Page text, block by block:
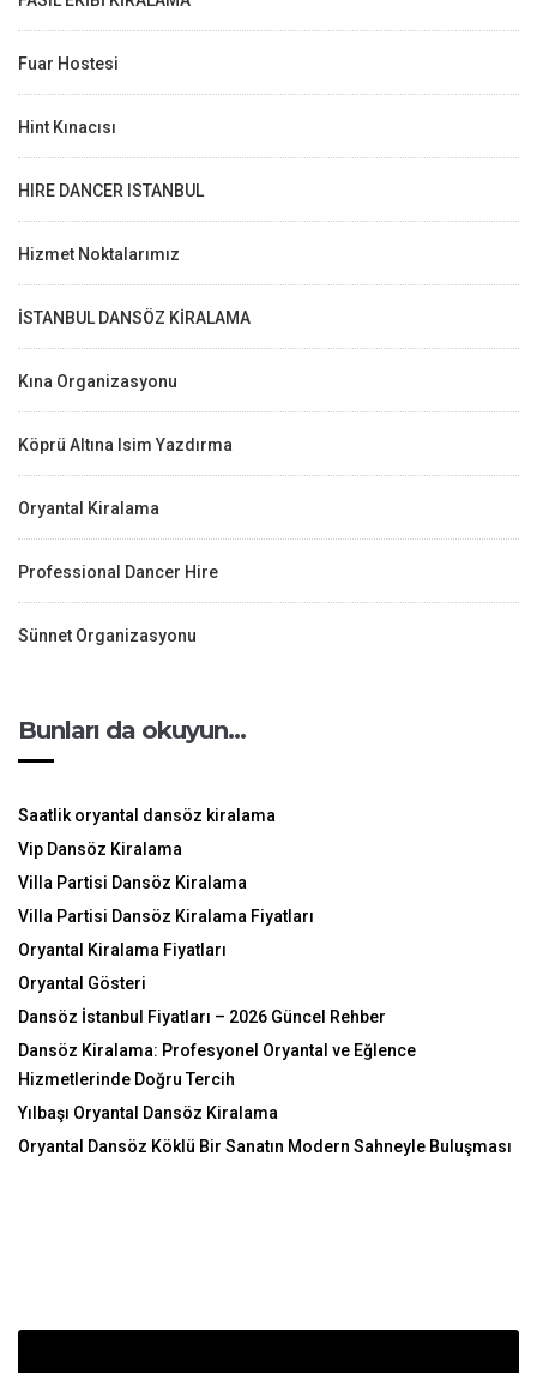
Fuar Hostesi
Hint Kınacısı
HIRE DANCER ISTANBUL
Hizmet Noktalarımız
İSTANBUL DANSÖZ KİRALAMA
Kına Organizasyonu
Köprü Altına Isim Yazdırma
Oryantal Kiralama
Professional Dancer Hire
Sünnet Organizasyonu
Bunları da okuyun…
Saatlik oryantal dansöz kiralama
Vip Dansöz Kiralama
Villa Partisi Dansöz Kiralama
Villa Partisi Dansöz Kiralama Fiyatları
Oryantal Kiralama Fiyatları
Oryantal Gösteri
Dansöz İstanbul Fiyatları – 2026 Güncel Rehber
Dansöz Kiralama: Profesyonel Oryantal ve Eğlence
Hizmetlerinde Doğru Tercih
Yılbaşı Oryantal Dansöz Kiralama
Oryantal Dansöz Köklü Bir Sanatın Modern Sahneyle Buluşması